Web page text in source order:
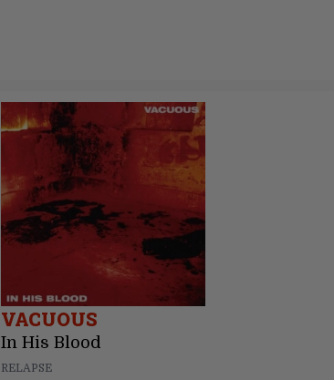
VACUOUS
In His Blood
RELAPSE